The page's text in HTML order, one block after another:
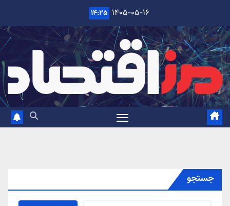
content
۱۴۰۵-۰۵-۱۶ ۱۴:۲۵
جستجو